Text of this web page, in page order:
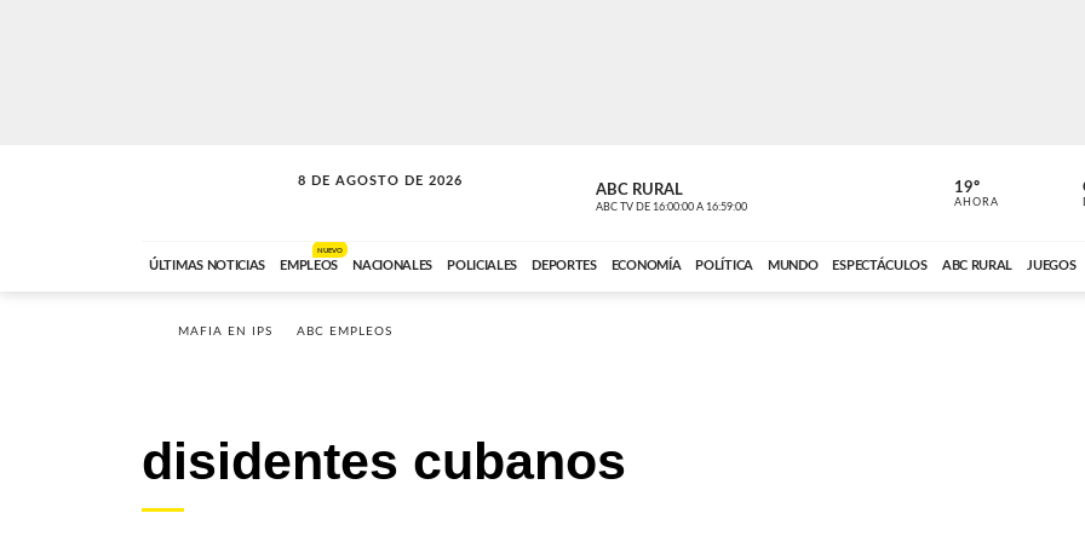
8 DE AGOSTO DE 2026
SOLO MÚSICA ABC RURAL
ABC TV DE 16:00:00 A 16:59:00
MOTOR
ABC CARDINAL
19º
AHORA
ÚLTIMAS NOTICIAS EMPLEOS
NUEVO
NACIONALES POLICIALES DEPORTES ECONOMÍA POLÍTICA MUNDO ESPECTÁCULOS ABC RURAL JUEGOS
MAFIA EN IPS ABC EMPLEOS
disidentes cubanos